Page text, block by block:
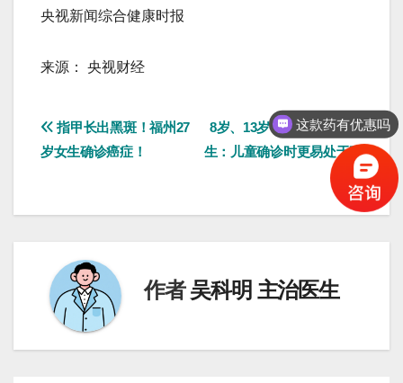
央视新闻综合健康时报
来源： 央视财经
文
章
导
8岁、13岁，查出癌症！医
生：儿童确诊时更易处于晚
指甲长出黑斑！福州27
岁女生确诊癌症！
作者吴科明 主治医生
这款药有优惠吗